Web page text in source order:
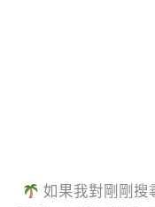
如果我對剛剛搜